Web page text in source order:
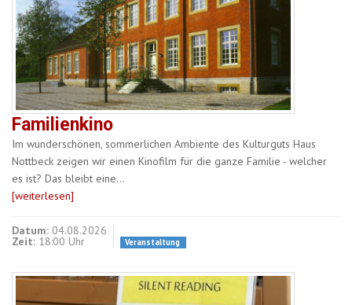
Familienkino
Im wunderschönen, sommerlichen Ambiente des Kulturguts Haus
Nottbeck zeigen wir einen Kinofilm für die ganze Familie - welcher
es ist? Das bleibt eine…
[weiterlesen]
Datum: 04.08.2026
Zeit: 18:00 Uhr Veranstaltung